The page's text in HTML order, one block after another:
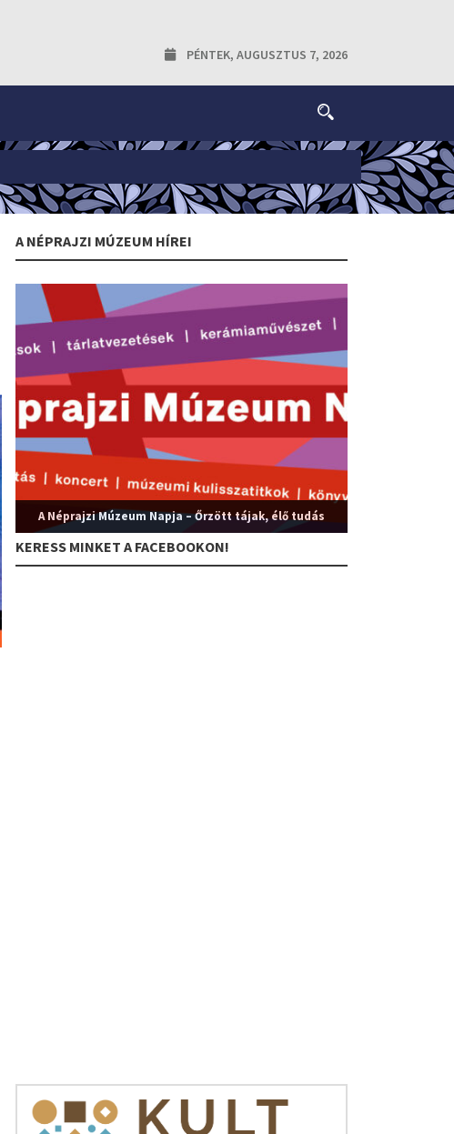
PÉNTEK, AUGUSZTUS 7, 2026
A NÉPRAJZI MÚZEUM HÍREI
A Néprajzi Múzeum Napja – Őrzött tájak, élő tudás
KERESS MINKET A FACEBOOKON!